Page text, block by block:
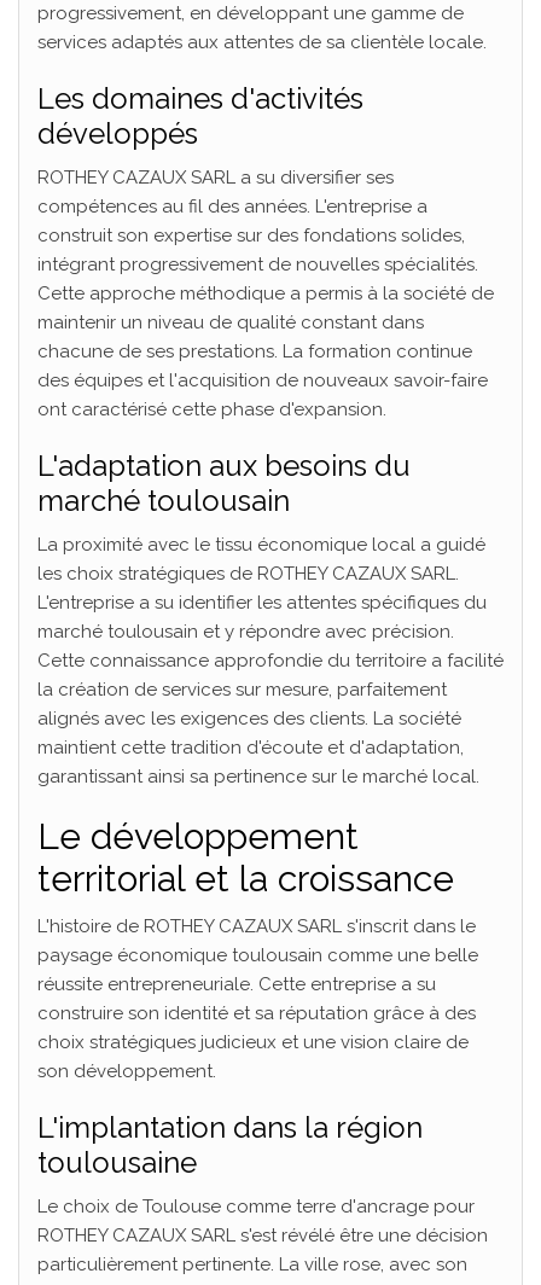
progressivement, en développant une gamme de
services adaptés aux attentes de sa clientèle locale.
Les domaines d'activités
développés
ROTHEY CAZAUX SARL a su diversifier ses
compétences au fil des années. L'entreprise a
construit son expertise sur des fondations solides,
intégrant progressivement de nouvelles spécialités.
Cette approche méthodique a permis à la société de
maintenir un niveau de qualité constant dans
chacune de ses prestations. La formation continue
des équipes et l'acquisition de nouveaux savoir-faire
ont caractérisé cette phase d'expansion.
L'adaptation aux besoins du
marché toulousain
La proximité avec le tissu économique local a guidé
les choix stratégiques de ROTHEY CAZAUX SARL.
L'entreprise a su identifier les attentes spécifiques du
marché toulousain et y répondre avec précision.
Cette connaissance approfondie du territoire a facilité
la création de services sur mesure, parfaitement
alignés avec les exigences des clients. La société
maintient cette tradition d'écoute et d'adaptation,
garantissant ainsi sa pertinence sur le marché local.
Le développement
territorial et la croissance
L'histoire de ROTHEY CAZAUX SARL s'inscrit dans le
paysage économique toulousain comme une belle
réussite entrepreneuriale. Cette entreprise a su
construire son identité et sa réputation grâce à des
choix stratégiques judicieux et une vision claire de
son développement.
L'implantation dans la région
toulousaine
Le choix de Toulouse comme terre d'ancrage pour
ROTHEY CAZAUX SARL s'est révélé être une décision
particulièrement pertinente. La ville rose, avec son